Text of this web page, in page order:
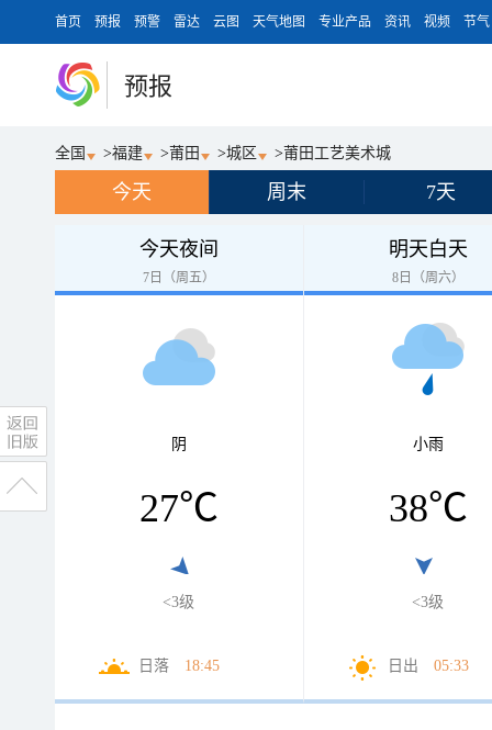
首页 预报 预警 雷达 云图 天气地图 专业产品 资讯 视频 节气
预报
全国 >福建 >莆田 >城区 >莆田工艺美术城
今天 周末 7天
今天夜间
7日（周五）
阴
27℃
<3级
日落 18:45
明天白天
8日（周六）
小雨
38℃
<3级
日出 05:33